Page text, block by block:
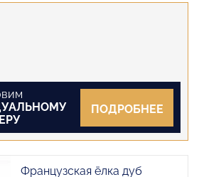
ПОДРОБНЕЕ
Французская ёлка дуб